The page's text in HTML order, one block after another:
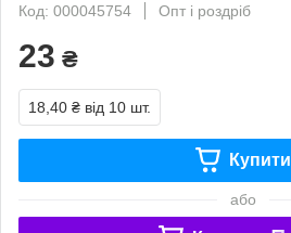
Код: 000045754
Опт і роздріб
23 ₴
18,40 ₴ від 10 шт.
Купити
або